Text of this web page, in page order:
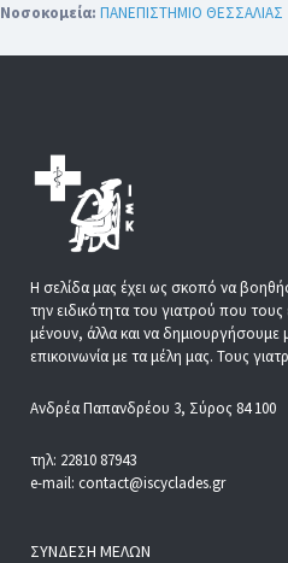
Νοσοκομεία: ΠΑΝΕΠΙΣΤΗΜΙΟ ΘΕΣΣΑΛΙΑΣ
Η σελίδα μας έχει ως σκοπό να
την ειδικότητα του γιατρού που
μένουν, άλλα και να
επικοινωνία με τα μέλη μας. Τους
Ανδρέα Παπανδρέου 3, Σύρος 84 100
τηλ: 22810 87943
e-mail: contact@iscyclades.gr
ΣΎΝΔΕΣΗ ΜΕΛΏΝ